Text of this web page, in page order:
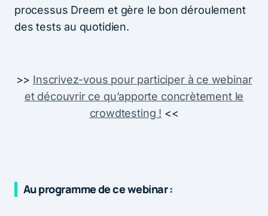
processus Dreem et gère le bon déroulement
des tests au quotidien.
>> Inscrivez-vous pour participer à ce webinar
et découvrir ce qu’apporte concrètement le
crowdtesting ! <<
Au programme de ce webinar :